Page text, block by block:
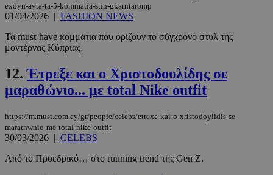
exoyn-ayta-ta-5-kommatia-stin-gkarntaromp
01/04/2026 | FASHION NEWS
Τα must-have κομμάτια που ορίζουν το σύγχρονο στυλ της
μοντέρνας Κύπριας.
12.Έτρεξε και ο Χριστοδουλίδης σε
μαραθώνιο... με total Nike outfit
https://m.must.com.cy/gr/people/celebs/etrexe-kai-o-xristodoylidis-se-
marathwnio-me-total-nike-outfit
30/03/2026 | CELEBS
Από το Προεδρικό… στο running trend της Gen Ζ.